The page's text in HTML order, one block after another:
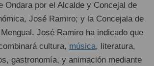
Ondara por el Alcalde y Concejal de
José Ramiro; y la Concejala de
José Ramiro ha indicado que
cultura, música, literatura,
gastronomía, y animación mediante